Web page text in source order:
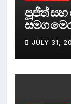
පූජිත්
සමග
ඇත්තේ
JULY 31,